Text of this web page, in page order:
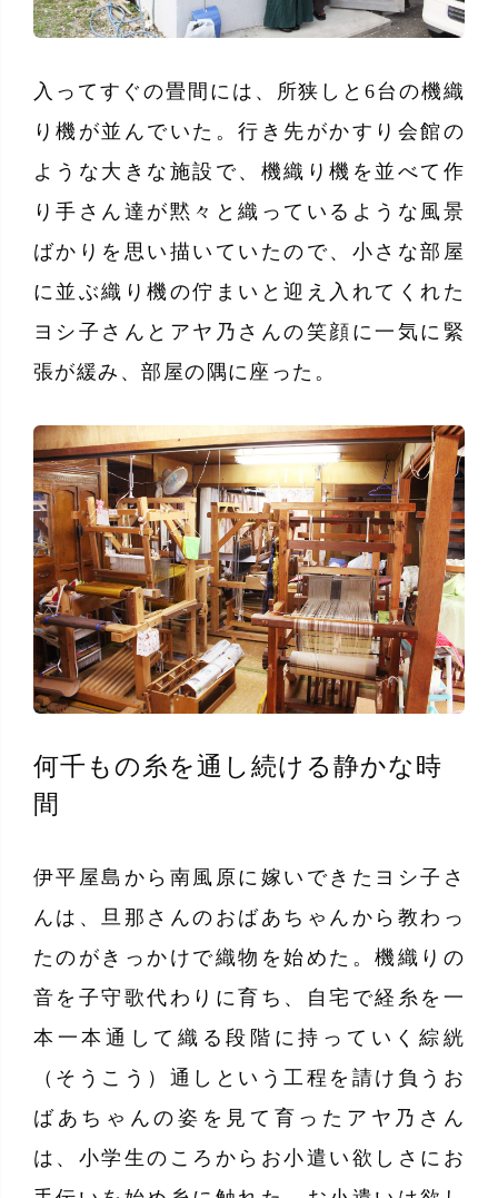
入ってすぐの畳間には、所狭しと6台の機織
り機が並んでいた。行き先がかすり会館の
ような大きな施設で、機織り機を並べて作
り手さん達が黙々と織っているような風景
ばかりを思い描いていたので、小さな部屋
に並ぶ織り機の佇まいと迎え入れてくれた
ヨシ子さんとアヤ乃さんの笑顔に一気に緊
張が緩み、部屋の隅に座った。
何千もの糸を通し続ける静かな時
間
伊平屋島から南風原に嫁いできたヨシ子さ
んは、旦那さんのおばあちゃんから教わっ
たのがきっかけで織物を始めた。機織りの
音を子守歌代わりに育ち、自宅で経糸を一
本一本通して織る段階に持っていく綜絖
（そうこう）通しという工程を請け負うお
ばあちゃんの姿を見て育ったアヤ乃さん
は、小学生のころからお小遣い欲しさにお